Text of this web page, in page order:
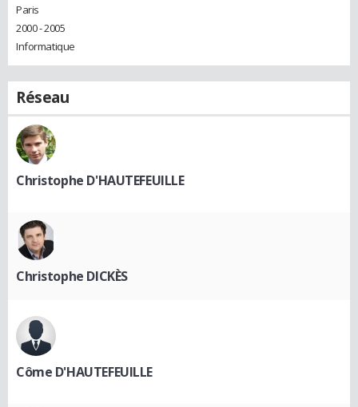
Paris
2000 - 2005
Informatique
Réseau
Christophe D'HAUTEFEUILLE
Christophe DICKÈS
Côme D'HAUTEFEUILLE